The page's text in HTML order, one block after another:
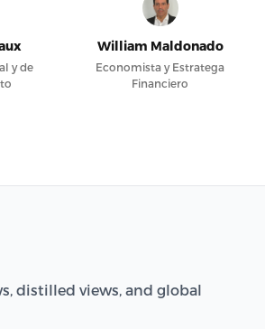
y de
William Maldonado
Economista y Estratega
Financiero
distilled views, and global